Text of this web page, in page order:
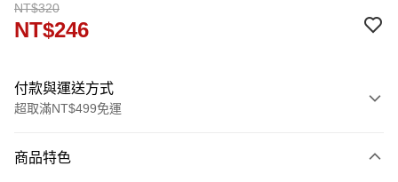
NT$320
NT$246
付款與運送方式
超取滿NT$499免運
信用卡一次付款
商品特色